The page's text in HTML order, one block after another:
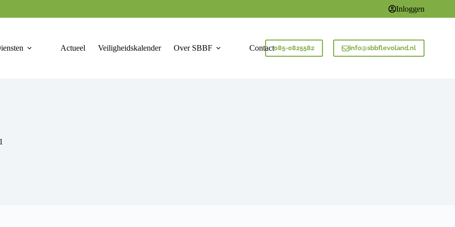
Inloggen
Actueel Veiligheidskalender Over SBBF Contact085-0825582 info@sbbflevoland.nl